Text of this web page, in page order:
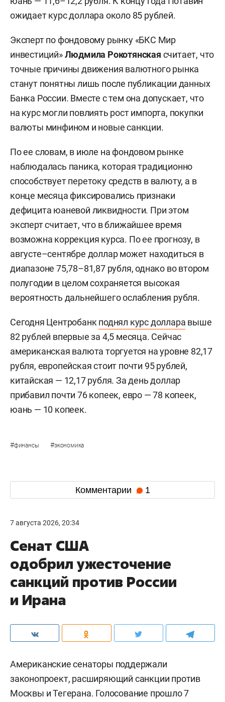
ожидает курс доллара около 85 рублей.
Эксперт по фондовому рынку «БКС Мир
инвестиций»Людмила Рокотянская считает, что
точные причины движения валютного рынка
станут понятны лишь после публикации данных
Банка России. Вместе с тем она допускает, что
на курс могли повлиять рост импорта, покупки
валюты минфином и новые санкции.
По ее словам, в июле на фондовом рынке
наблюдалась паника, которая традиционно
способствует перетоку средств в валюту, а в
конце месяца фиксировались признаки
дефицита юаневой ликвидности. При этом
эксперт считает, что в ближайшее время
возможна коррекция курса. По ее прогнозу, в
августе–сентябре доллар может находиться в
диапазоне 75,78–81,87 рубля, однако во втором
полугодии в целом сохраняется высокая
вероятность дальнейшего ослабления рубля.
Сегодня Центробанкподнял курс доллара выше
82 рублей впервые за 4,5 месяца. Сейчас
американская валюта торгуется на уровне 82,17
рубля, европейская стоит почти 95 рублей,
китайская — 12,17 рубля. За день доллар
прибавил почти 76 копеек, евро — 78 копеек,
юань — 10 копеек.
#финансы #экономика
Комментарии 1
7 августа 2026, 20:34
Сенат США
одобрил ужесточение
санкций против России
и Ирана
Американские сенаторы поддержали
законопроект, расширяющий санкции против
Москвы и Тегерана. Голосование прошло 7